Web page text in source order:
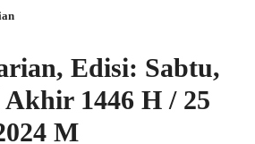
Edisi: Sabtu,
1446 H / 25
M